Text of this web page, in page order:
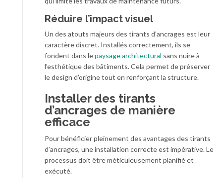
Réduire l’impact visuel
Un des atouts majeurs des tirants d’ancrages est leur
caractère discret. Installés correctement, ils se
fondent dans lepaysage architectural sans nuire à
l’esthétique des bâtiments. Cela permet de préserver
le design d’origine tout en renforçant la structure.
Installer des tirants
d’ancrages de manière
efficace
Pour bénéficier pleinement des avantages des tirants
d’ancrages, une installation correcte est impérative. Le
processus doit être méticuleusement planifié et
exécuté.